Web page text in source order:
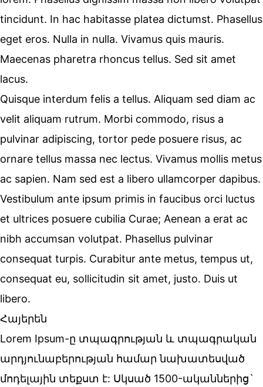
tincidunt. In hac habitasse platea dictumst. Phasellus
eget eros. Nulla in nulla. Vivamus quis mauris.
Maecenas pharetra rhoncus tellus. Sed sit amet
lacus.
Quisque interdum felis a tellus. Aliquam sed diam ac
velit aliquam rutrum. Morbi commodo, risus a
pulvinar adipiscing, tortor pede posuere risus, ac
ornare tellus massa nec lectus. Vivamus mollis metus
ac sapien. Nam sed est a libero ullamcorper dapibus.
Vestibulum ante ipsum primis in faucibus orci luctus
et ultrices posuere cubilia Curae; Aenean a erat ac
nibh accumsan volutpat. Phasellus pulvinar
consequat turpis. Curabitur ante metus, tempus ut,
consequat eu, sollicitudin sit amet, justo. Duis ut
libero.
Հայերեն
Lorem Ipsum-ը տպագրության և տպագրական
արդյունաբերության համար նախատեսված
մոդելային տեքստ է: Սկսած 1500-ականներից`